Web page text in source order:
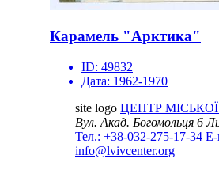
Карамель "Арктика"
ID: 49832
Дата: 1962-1970
site logo ЦЕНТР МІСЬКОЇ
Вул. Акад. Богомольця 6
Тел.: +38-032-275-17-34
info@lvivcenter.org